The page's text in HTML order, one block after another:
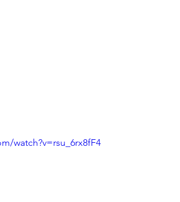
watch?v=rsu_6rx8fF4